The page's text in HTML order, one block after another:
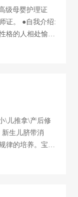
级母婴护理证
证。 ●自我介绍:
格的人相处愉
\儿推拿\产后修
生儿脐带消
律的培养。宝妈